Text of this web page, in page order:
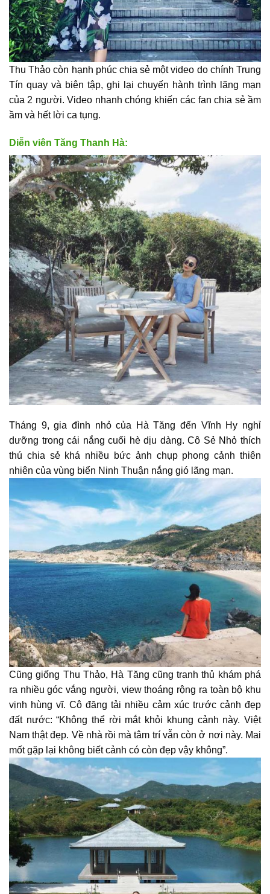
Thu Thảo còn hạnh phúc chia sẻ một video do chính Trung
Tín quay và biên tập, ghi lại chuyến hành trình lãng mạn
của 2 người. Video nhanh chóng khiến các fan chia sẻ ầm
ầm và hết lời ca tụng.
Diễn viên Tăng Thanh Hà:
Tháng 9, gia đình nhỏ của Hà Tăng đến Vĩnh Hy nghỉ
dưỡng trong cái nắng cuối hè dịu dàng. Cô Sẻ Nhỏ thích
thú chia sẻ khá nhiều bức ảnh chụp phong cảnh thiên
nhiên của vùng biển Ninh Thuận nắng gió lãng mạn.
Cũng giống Thu Thảo, Hà Tăng cũng tranh thủ khám phá
ra nhiều góc vắng người, view thoáng rộng ra toàn bộ khu
vịnh hùng vĩ. Cô đăng tải nhiều cảm xúc trước cảnh đẹp
đất nước: “Không thể rời mắt khỏi khung cảnh này. Việt
Nam thật đẹp. Về nhà rồi mà tâm trí vẫn còn ở nơi này. Mai
mốt gặp lại không biết cảnh có còn đẹp vậy không”.